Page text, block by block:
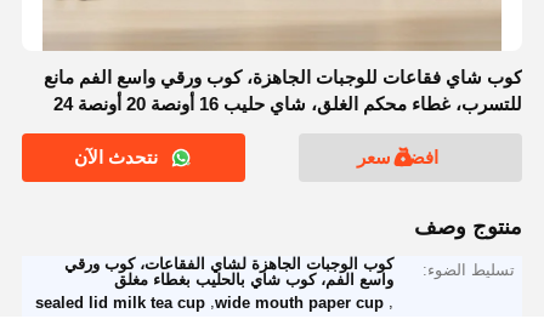
كوب شاي فقاعات للوجبات الجاهزة، كوب ورقي واسع الفم مانع
للتسرب، غطاء محكم الغلق، شاي حليب 16 أونصة 20 أونصة 24
افضل سعر
نتحدث الآن
منتوج وصف
تسليط الضوء:
كوب الوجبات الجاهزة لشاي الفقاعات، كوب ورقي
واسع الفم، كوب شاي بالحليب بغطاء مغلق
,
wide mouth paper cup
,
sealed lid milk tea cup